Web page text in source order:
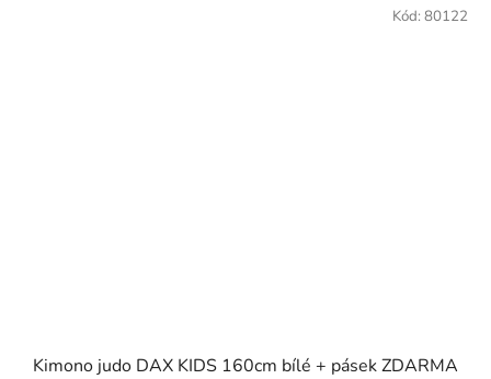
Kimono judo DAX KIDS 160cm bílé + pásek ZDARMA
Kód: 80122